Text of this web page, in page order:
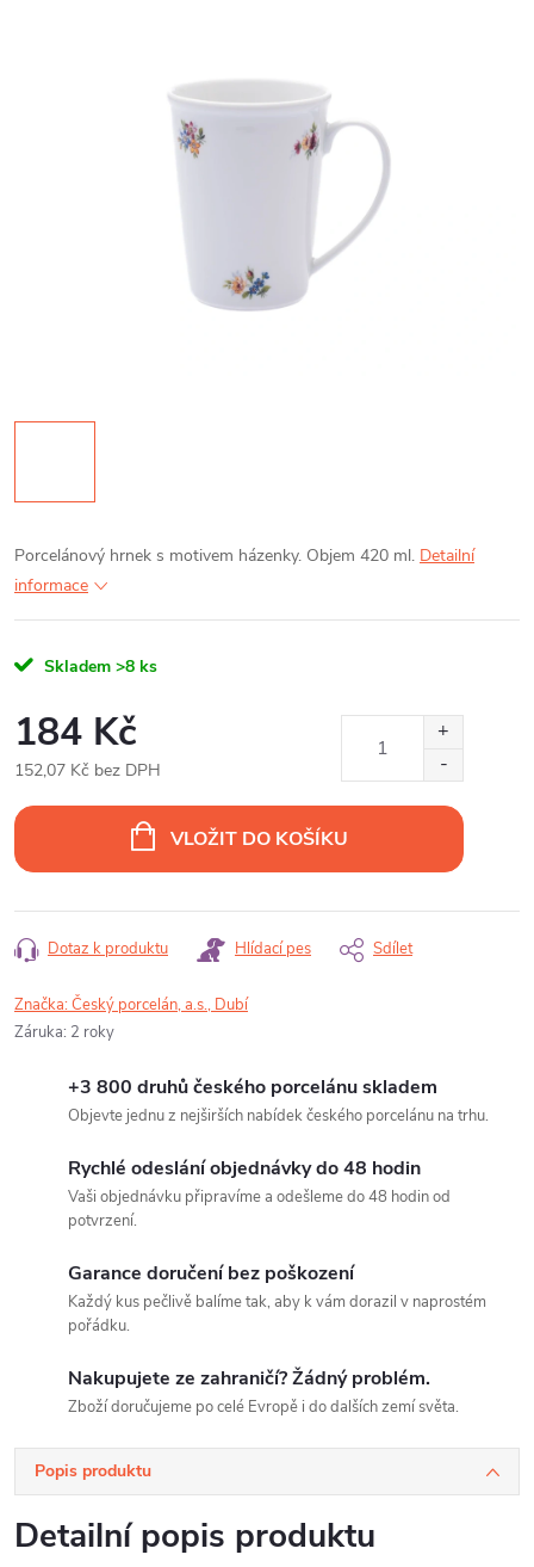
Porcelánový hrnek s motivem házenky. Objem 420 ml. Detailní
informace
Skladem >8 ks
184 Kč
152,07 Kč bez DPH
cena:
VLOŽIT DO KOŠÍKU
Dotaz k produktu Hlídací pes Sdílet
Značka:Český porcelán, a.s., Dubí
Záruka: 2 roky
+3 800 druhů českého porcelánu skladem
Objevte jednu z nejširších nabídek českého porcelánu na trhu.
Rychlé odeslání objednávky do 48 hodin
Vaši objednávku připravíme a odešleme do 48 hodin od
potvrzení.
Garance doručení bez poškození
Každý kus pečlivě balíme tak, aby k vám dorazil v naprostém
pořádku.
Nakupujete ze zahraničí? Žádný problém.
Zboží doručujeme po celé Evropě i do dalších zemí světa.
Popis produktu
Detailní popis produktu